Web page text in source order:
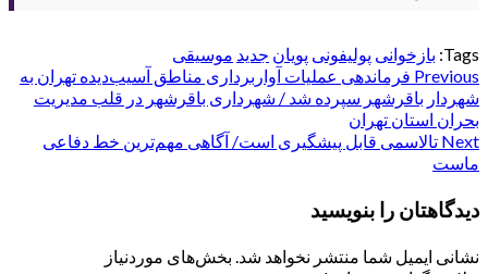
Tags: بازخوانی پولیفونی پویان جدید موسیقی
Post
navigation
Previous فرماندهی عملیات آواربرداری مناطق آسیب‌دیده تهران به
شهردار باقرشهر سپرده شد / شهرداری باقرشهر در قلب مدیریت
بحران استان تهران
Next تالاسمی قابل پیشگیری است/ آگاهی مهم‌ترین خط دفاعی
ماست
دیدگاهتان را بنویسید
نشانی ایمیل شما منتشر نخواهد شد. بخش‌های موردنیاز